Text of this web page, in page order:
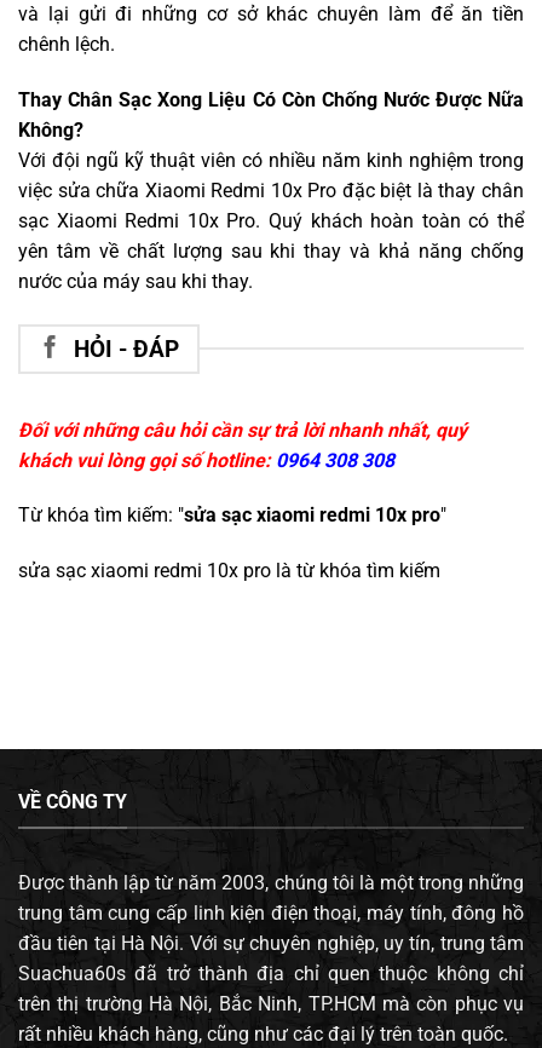
và lại gửi đi những cơ sở khác chuyên làm để ăn tiền
chênh lệch.
Thay Chân Sạc Xong Liệu Có Còn Chống Nước Được Nữa
Không?
Với đội ngũ kỹ thuật viên có nhiều năm kinh nghiệm trong
việc sửa chữa Xiaomi Redmi 10x Pro đặc biệt là thay chân
sạc Xiaomi Redmi 10x Pro. Quý khách hoàn toàn có thể
yên tâm về chất lượng sau khi thay và khả năng chống
nước của máy sau khi thay.
HỎI - ĐÁP
Đối với những câu hỏi cần sự trả lời nhanh nhất, quý
khách vui lòng gọi số hotline: 0964 308 308
Từ khóa tìm kiếm: "sửa sạc xiaomi redmi 10x pro"
sửa sạc xiaomi redmi 10x pro là từ khóa tìm kiếm
VỀ CÔNG TY
Được thành lập từ năm 2003, chúng tôi là một trong những
trung tâm cung cấp linh kiện điện thoại, máy tính, đông hồ
đầu tiên tại Hà Nội. Với sự chuyên nghiệp, uy tín, trung tâm
Suachua60s đã trở thành địa chỉ quen thuộc không chỉ
trên thị trường Hà Nội, Bắc Ninh, TP.HCM mà còn phục vụ
rất nhiều khách hàng, cũng như các đại lý trên toàn quốc.